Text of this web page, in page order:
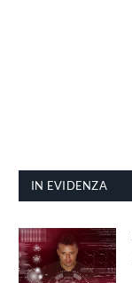
IN EVIDENZA